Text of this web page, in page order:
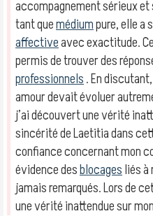
accompagnement sérieux et
tant quemédiumpure, elle a
affectiveavec exactitude.
permis de trouver des
professionnels. En
amour devait évoluer
j’ai découvert une vérité
sincérité de Laetitia dans
confiance concernant mon
évidence desblocagesliés à
jamais remarqués. Lors de
une vérité inattendue sur